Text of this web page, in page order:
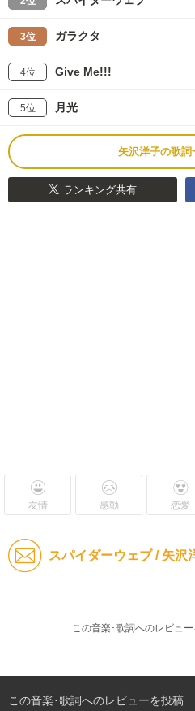
3位 ガラクタ
4位 Give Me!!!
5位 月光
矢沢洋子の歌詞
ランキング共有
友情 感動 恋愛
スパイダーウェブ / 矢沢
この音楽･歌詞へのレビュ
この音楽･歌詞へのレビューを投稿